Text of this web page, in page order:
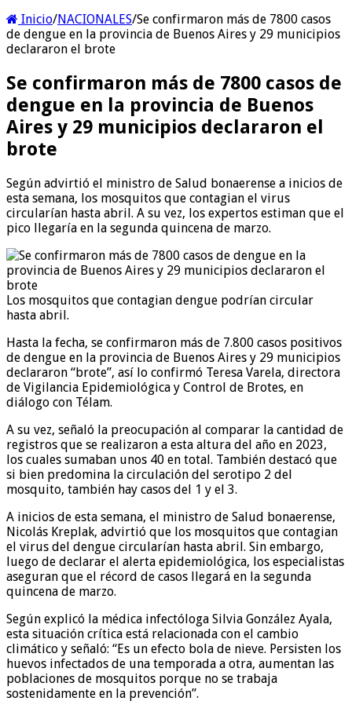
Inicio/NACIONALES/Se confirmaron más de 7800 casos
de dengue en la provincia de Buenos Aires y 29 municipios
declararon el brote
Se confirmaron más de 7800 casos de
dengue en la provincia de Buenos
Aires y 29 municipios declararon el
brote
Según advirtió el ministro de Salud bonaerense a inicios de
esta semana, los mosquitos que contagian el virus
circularían hasta abril. A su vez, los expertos estiman que el
pico llegaría en la segunda quincena de marzo.
Los mosquitos que contagian dengue podrían circular
hasta abril.
Hasta la fecha, se confirmaron más de 7.800 casos positivos
de dengue en la provincia de Buenos Aires y 29 municipios
declararon “brote”, así lo confirmó Teresa Varela, directora
de Vigilancia Epidemiológica y Control de Brotes, en
diálogo con Télam.
A su vez, señaló la preocupación al comparar la cantidad de
registros que se realizaron a esta altura del año en 2023,
los cuales sumaban unos 40 en total. También destacó que
si bien predomina la circulación del serotipo 2 del
mosquito, también hay casos del 1 y el 3.
A inicios de esta semana, el ministro de Salud bonaerense,
Nicolás Kreplak, advirtió que los mosquitos que contagian
el virus del dengue circularían hasta abril. Sin embargo,
luego de declarar el alerta epidemiológica, los especialistas
aseguran que el récord de casos llegará en la segunda
quincena de marzo.
Según explicó la médica infectóloga Silvia González Ayala,
esta situación crítica está relacionada con el cambio
climático y señaló: “Es un efecto bola de nieve. Persisten los
huevos infectados de una temporada a otra, aumentan las
poblaciones de mosquitos porque no se trabaja
sostenidamente en la prevención”.